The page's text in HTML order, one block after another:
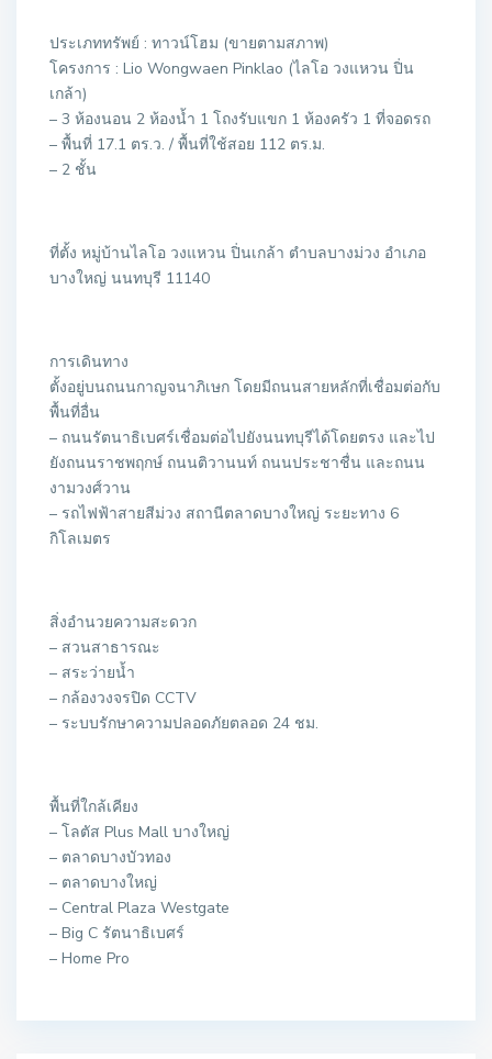
ประเภททรัพย์ : ทาวน์โฮม (ขายตามสภาพ)
โครงการ : Lio Wongwaen Pinklao (ไลโอ วงแหวน ปิ่น
เกล้า)
– 3 ห้องนอน 2 ห้องน้ำ 1 โถงรับแขก 1 ห้องครัว 1 ที่จอดรถ
– พื้นที่ 17.1 ตร.ว. / พื้นที่ใช้สอย 112 ตร.ม.
– 2 ชั้น
ที่ตั้ง หมู่บ้านไลโอ วงแหวน ปิ่นเกล้า ตำบลบางม่วง อำเภอ
บางใหญ่ นนทบุรี 11140
การเดินทาง
ตั้งอยู่บนถนนกาญจนาภิเษก โดยมีถนนสายหลักที่เชื่อมต่อกับ
พื้นที่อื่น
– ถนนรัตนาธิเบศร์เชื่อมต่อไปยังนนทบุรีได้โดยตรง และไป
ยังถนนราชพฤกษ์ ถนนติวานนท์ ถนนประชาชื่น และถนน
งามวงศ์วาน
– รถไฟฟ้าสายสีม่วง สถานีตลาดบางใหญ่ ระยะทาง 6
กิโลเมตร
สิ่งอำนวยความสะดวก
– สวนสาธารณะ
– สระว่ายน้ำ
– กล้องวงจรปิด CCTV
– ระบบรักษาความปลอดภัยตลอด 24 ชม.
พื้นที่ใกล้เคียง
– โลตัส Plus Mall บางใหญ่
– ตลาดบางบัวทอง
– ตลาดบางใหญ่
– Central Plaza Westgate
– Big C รัตนาธิเบศร์
– Home Pro